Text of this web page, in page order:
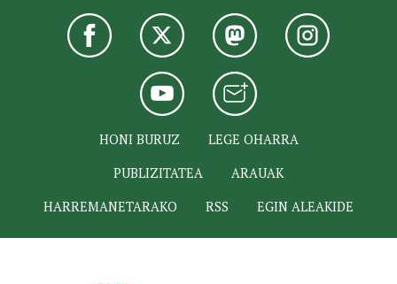
HONI BURUZ
LEGE OHARRA
PUBLIZITATEA
ARAUAK
HARREMANETARAKO
RSS EGIN ALEAKIDE